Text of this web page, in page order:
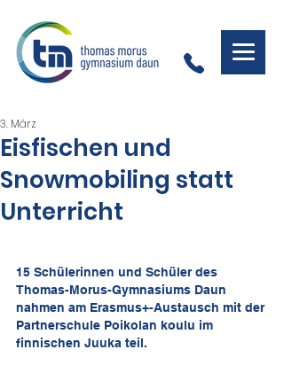
Eisfischen und
Snowmobiling statt
Unterricht
3. März
15 Schülerinnen und Schüler des
Thomas-Morus-Gymnasiums Daun
nahmen am Erasmus+-Austausch mit der
Partnerschule Poikolan koulu im
finnischen Juuka teil.